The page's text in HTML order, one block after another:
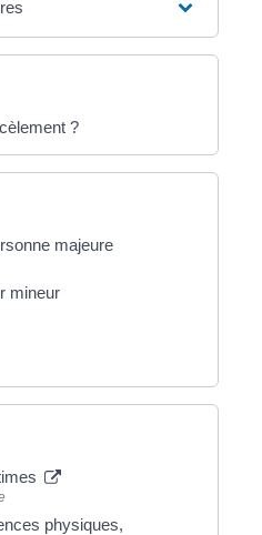
?
majeure
mineur
physiques,